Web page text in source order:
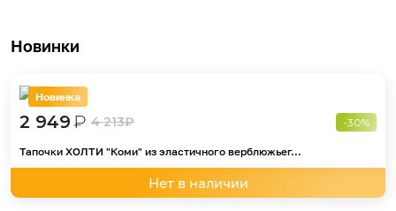
Новинки
Новинка
2 949₽ 4 213₽ -30%
Тапочки ХОЛТИ "Коми" из эластичного верблюжьег...
Нет в наличии